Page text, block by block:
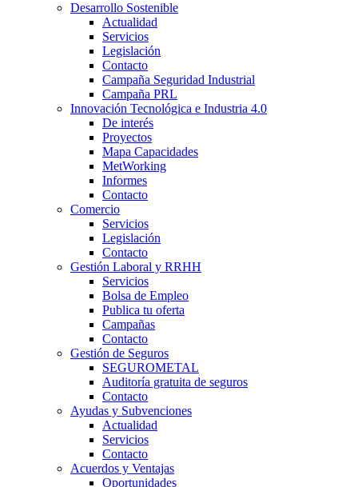
Desarrollo Sostenible
Actualidad
Servicios
Legislación
Contacto
Campaña Seguridad Industrial
Campaña PRL
Innovación Tecnológica e Industria 4.0
De interés
Proyectos
Mapa Capacidades
MetWorking
Informes
Contacto
Comercio
Servicios
Legislación
Contacto
Gestión Laboral y RRHH
Servicios
Bolsa de Empleo
Publica tu oferta
Campañas
Contacto
Gestión de Seguros
SEGUROMETAL
Auditoría gratuita de seguros
Contacto
Ayudas y Subvenciones
Actualidad
Servicios
Contacto
Acuerdos y Ventajas
Oportunidades